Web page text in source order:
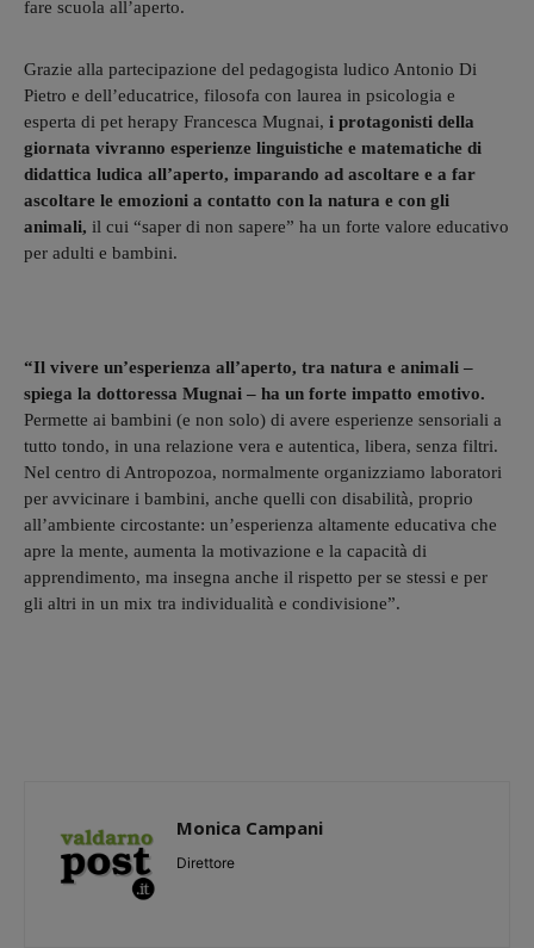
fare scuola all’aperto.
Grazie alla partecipazione del pedagogista ludico Antonio Di
Pietro e dell’educatrice, filosofa con laurea in psicologia e
esperta di pet herapy Francesca Mugnai, i protagonisti della
giornata vivranno esperienze linguistiche e matematiche di
didattica ludica all’aperto, imparando ad ascoltare e a far
ascoltare le emozioni a contatto con la natura e con gli
animali, il cui “saper di non sapere” ha un forte valore educativo
per adulti e bambini.
“Il vivere un’esperienza all’aperto, tra natura e animali –
spiega la dottoressa Mugnai – ha un forte impatto emotivo.
Permette ai bambini (e non solo) di avere esperienze sensoriali a
tutto tondo, in una relazione vera e autentica, libera, senza filtri.
Nel centro di Antropozoa, normalmente organizziamo laboratori
per avvicinare i bambini, anche quelli con disabilità, proprio
all’ambiente circostante: un’esperienza altamente educativa che
apre la mente, aumenta la motivazione e la capacità di
apprendimento, ma insegna anche il rispetto per se stessi e per
gli altri in un mix tra individualità e condivisione”.
Monica Campani
Direttore